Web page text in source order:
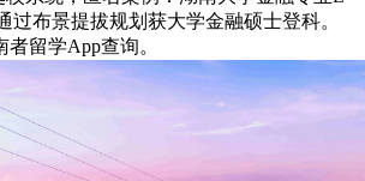
过布景提拔规划获大学金融硕士登科。
留学App查询。